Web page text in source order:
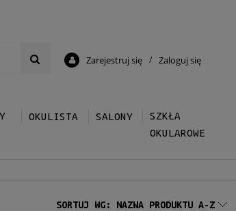
Zarejestruj się / Zaloguj się
OKULISTA SALONY
SZKŁA
OKULAROWE
SORTUJ WG: NAZWA PRODUKTU A-Z